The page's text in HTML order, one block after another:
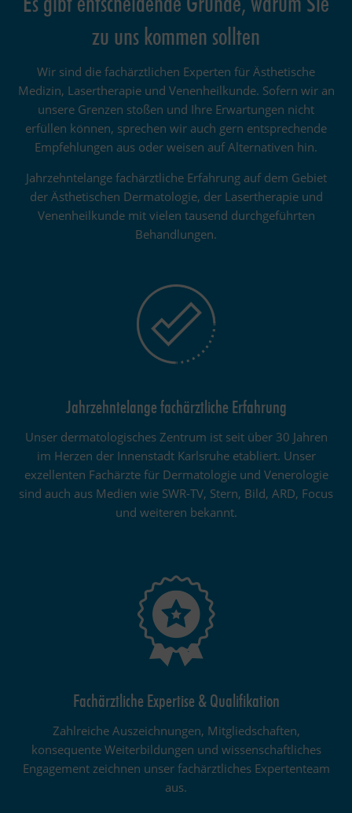
Es gibt entscheidende Gründe, warum Sie
zu uns kommen sollten
Wir sind die fachärztlichen Experten für Ästhetische
Medizin, Lasertherapie und Venenheilkunde. Sofern wir an
unsere Grenzen stoßen und Ihre Erwartungen nicht
erfüllen können, sprechen wir auch gern entsprechende
Empfehlungen aus oder weisen auf Alternativen hin.
Jahrzehntelange fachärztliche Erfahrung auf dem Gebiet
der Ästhetischen Dermatologie, der Lasertherapie und
Venenheilkunde mit vielen tausend durchgeführten
Behandlungen.
Jahrzehntelange fachärztliche Erfahrung
Unser dermatologisches Zentrum ist seit über 30 Jahren
im Herzen der Innenstadt Karlsruhe etabliert. Unser
exzellenten Fachärzte für Dermatologie und Venerologie
sind auch aus Medien wie SWR-TV, Stern, Bild, ARD, Focus
und weiteren bekannt.
Fachärztliche Expertise & Qualifikation
Zahlreiche Auszeichnungen, Mitgliedschaften,
konsequente Weiterbildungen und wissenschaftliches
Engagement zeichnen unser fachärztliches Expertenteam
aus.